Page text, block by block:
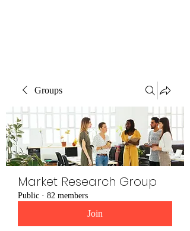
Groups
Market Research Group
Public · 82 members
Join